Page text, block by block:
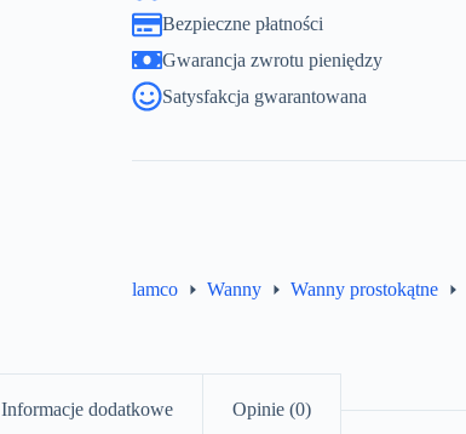
Bezpieczne płatności
Gwarancja zwrotu pieniędzy
Satysfakcja gwarantowana
lamco Wanny Wanny prostokątne
Informacje dodatkowe Opinie (0)